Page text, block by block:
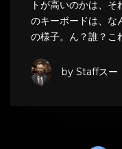
トが高いのかは、そ
のキーボードは、な
の様子。ん？誰？こ
by Staffスー